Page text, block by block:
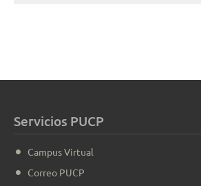
Servicios PUCP
Campus Virtual
Correo PUCP